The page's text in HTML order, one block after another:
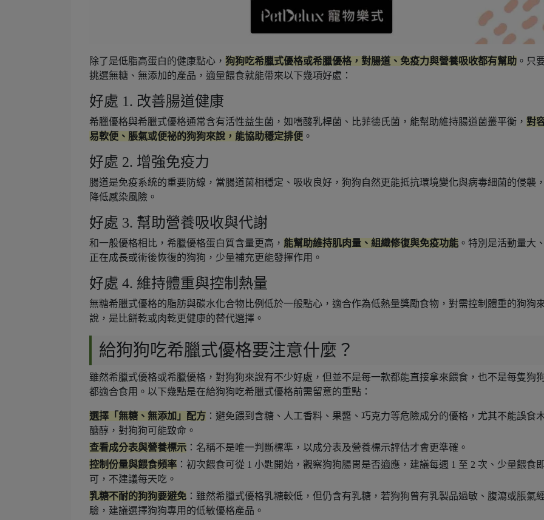
除了是低脂高蛋白的健康點心， 狗狗吃希臘式優格或希臘優格 ，對腸道、免疫力與營養吸收都有幫助 。只
挑選無糖、無添加的產品，適量餵食就能帶來以下幾項好處：
好處 1. 改善腸道健康
希臘優格與希臘式優格通常含有活性益生菌，如嗜酸乳桿菌、比菲德氏菌，能幫助維持腸道菌叢平衡， 對
易軟便、脹氣或便祕的狗狗來說，能協助穩定排便 。
好處 2. 增強免疫力
腸道是免疫系統的重要防線，當腸道菌相穩定、吸收良好，狗狗自然更能抵抗環境變化與病毒細菌的侵襲
降低感染風險。
好處 3. 幫助營養吸收與代謝
和一般優格相比，希臘優格蛋白質含量更高， 能幫助維持肌肉量、組織修復與免疫功能 。特別是活動量大
正在成長或術後恢復的狗狗，少量補充更能發揮作用。
好處 4. 維持體重與控制熱量
無糖希臘式優格的脂肪與碳水化合物比例低於一般點心，適合作為低熱量獎勵食物，對需控制體重的狗狗
說，是比餅乾或肉乾更健康的替代選擇。
給狗狗吃希臘式優格要注意什麼？
雖然希臘式優格或希臘優格，對狗狗來說有不少好處，但並不是每一款都能直接拿來餵食，也不是每隻狗
都適合食用。以下幾點是在給狗狗吃希臘式優格前需留意的重點：
選擇「無糖、無添加」配方 ：避免餵到含糖、人工香料、果醬、巧克力等危險成分的優格，尤其不能誤食
醣醇，對狗狗可能致命。
查看成分表與營養標示 ：名稱不是唯一判斷標準，以成分表及營養標示評估才會更準確。
控制份量與餵食頻率 ：初次餵食可從 1 小匙開始，觀察狗狗腸胃是否適應，建議每週 1 至 2 次、少量餵食
可，不建議每天吃。
乳糖不耐的狗狗要避免 ：雖然希臘式優格乳糖較低，但仍含有乳糖，若狗狗曾有乳製品過敏、腹瀉或脹氣
驗，建議選擇狗狗專用的低敏優格產品。